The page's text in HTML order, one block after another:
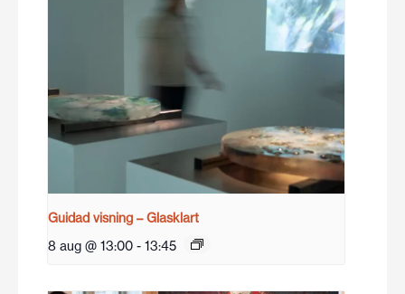
Guidad visning – Glasklart
8 aug @ 13:00 - 13:45